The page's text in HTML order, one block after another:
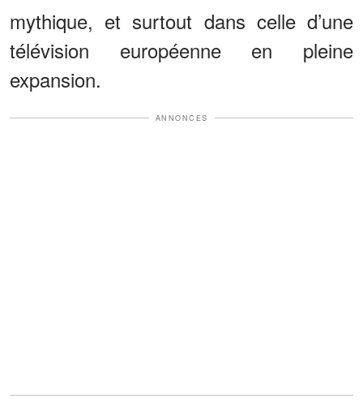
mythique, et surtout dans celle d’une
télévision européenne en pleine
expansion.
ANNONCES